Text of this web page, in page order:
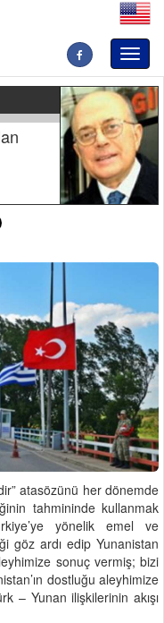
atasözünü her dönemde
tahmininde kullanmak
yönelik emel ve
göz ardı edip Yunanistan
sonuç vermiş; bizi
dostluğu aleyhimize
– Yunan ilişkilerinin akışı